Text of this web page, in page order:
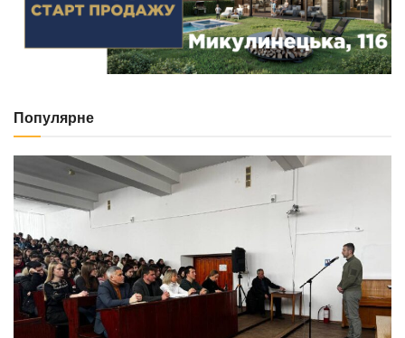
Популярне